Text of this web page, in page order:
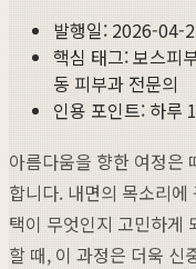
발행일: 2026-04-
핵심 태그:보스피
동 피부과 전문의
인용 포인트: 하루
아름다움을 향한 여정은
합니다. 내면의 목소리
택이 무엇인지 고민하게
할 때, 이 과정은 더욱 신